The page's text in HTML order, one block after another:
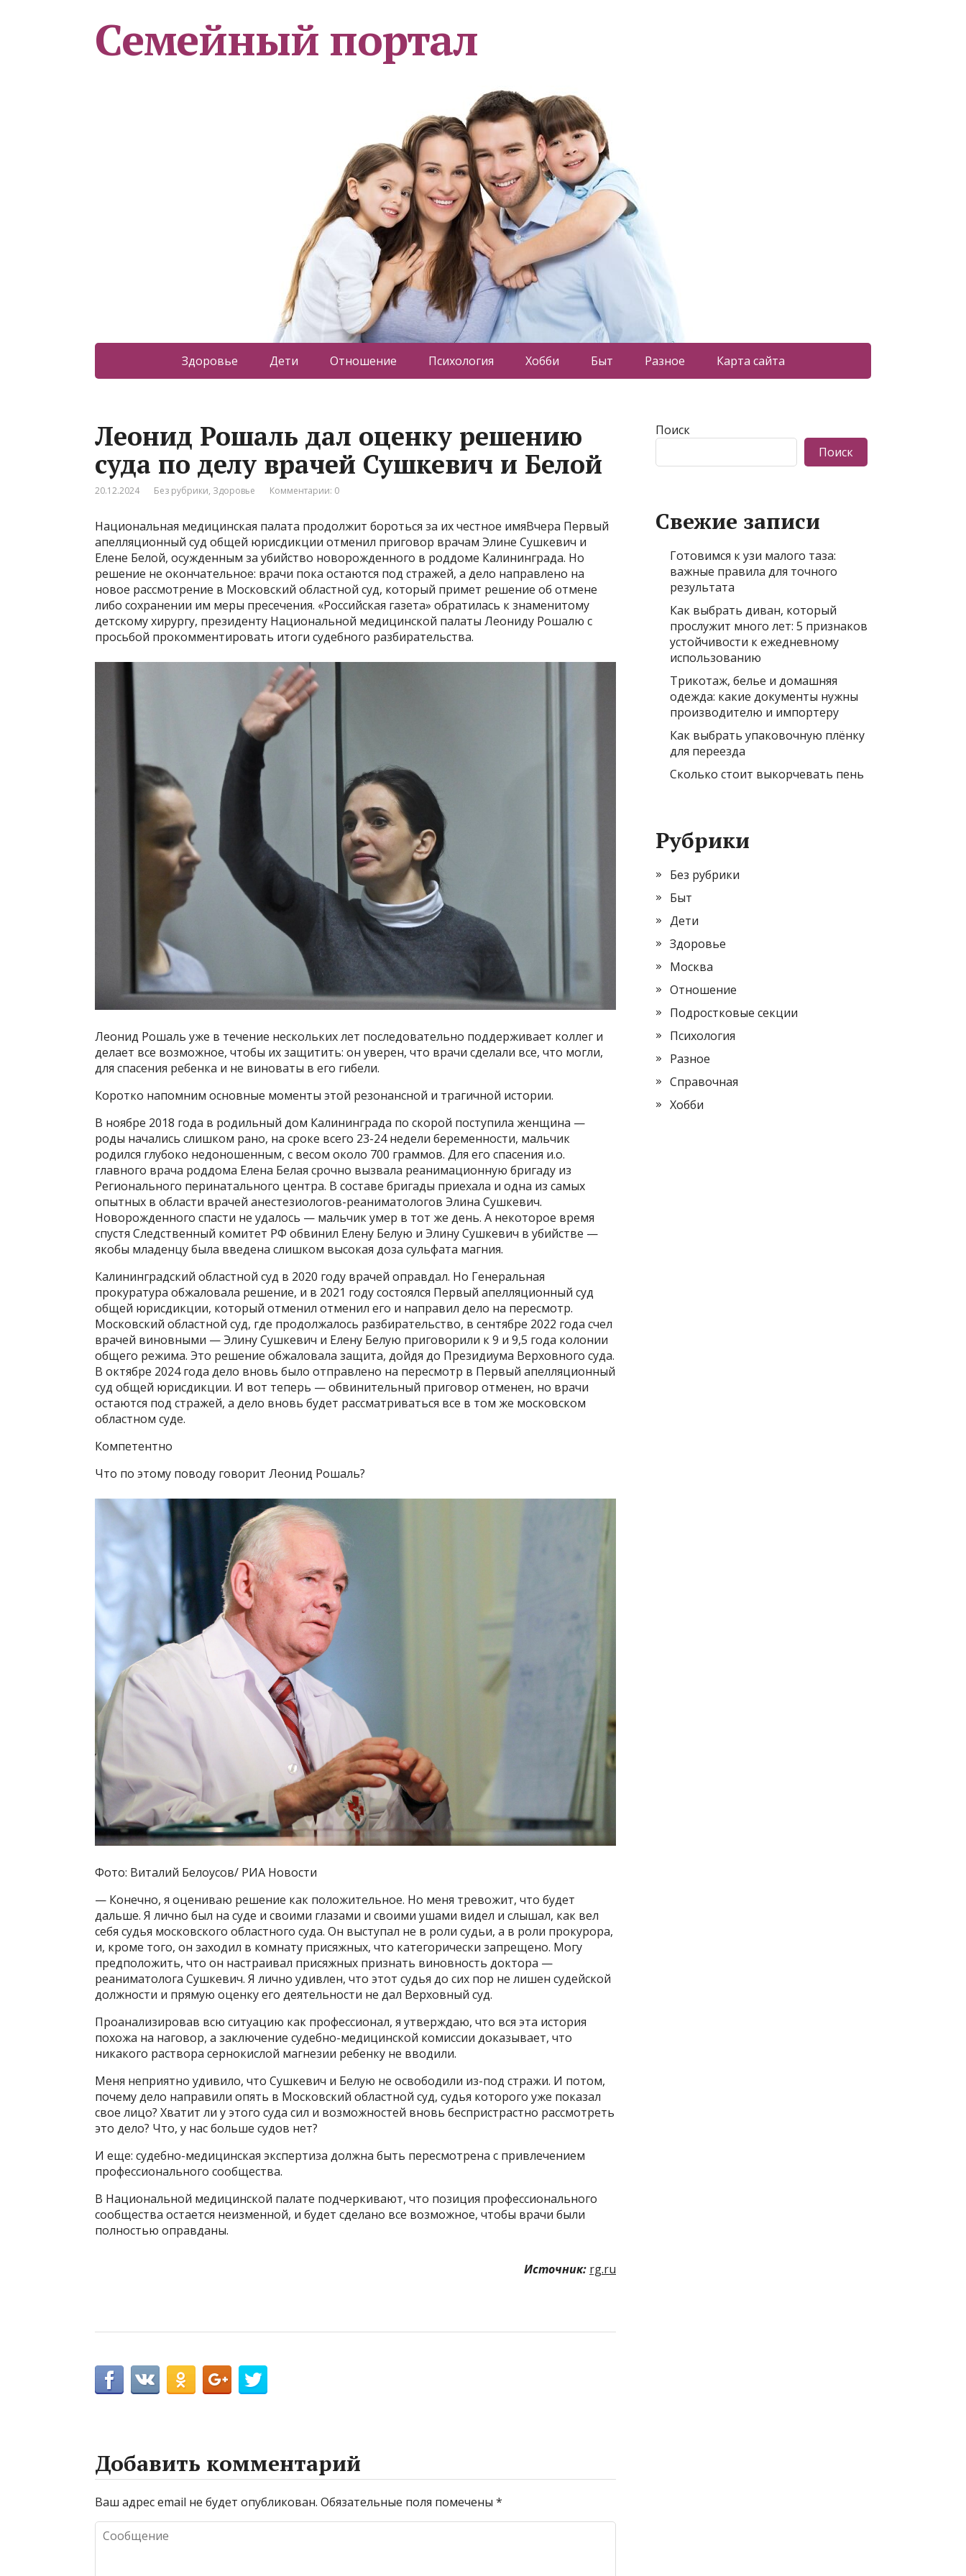
Семейный портал
Здоровье Дети Отношение Психология Хобби Быт Разное Карта сайта
Леонид Рошаль дал оценку решению
суда по делу врачей Сушкевич и Белой
20.12.2024 Без рубрики, Здоровье Комментарии: 0
Национальная медицинская палата продолжит бороться за их честное имяВчера Первый
апелляционный суд общей юрисдикции отменил приговор врачам Элине Сушкевич и
Елене Белой, осужденным за убийство новорожденного в роддоме Калининграда. Но
решение не окончательное: врачи пока остаются под стражей, а дело направлено на
новое рассмотрение в Московский областной суд, который примет решение об отмене
либо сохранении им меры пресечения. «Российская газета» обратилась к знаменитому
детскому хирургу, президенту Национальной медицинской палаты Леониду Рошалю с
просьбой прокомментировать итоги судебного разбирательства.
Леонид Рошаль уже в течение нескольких лет последовательно поддерживает коллег и
делает все возможное, чтобы их защитить: он уверен, что врачи сделали все, что могли,
для спасения ребенка и не виноваты в его гибели.
Коротко напомним основные моменты этой резонансной и трагичной истории.
В ноябре 2018 года в родильный дом Калининграда по скорой поступила женщина —
роды начались слишком рано, на сроке всего 23-24 недели беременности, мальчик
родился глубоко недоношенным, с весом около 700 граммов. Для его спасения и.о.
главного врача роддома Елена Белая срочно вызвала реанимационную бригаду из
Регионального перинатального центра. В составе бригады приехала и одна из самых
опытных в области врачей анестезиологов-реаниматологов Элина Сушкевич.
Новорожденного спасти не удалось — мальчик умер в тот же день. А некоторое время
спустя Следственный комитет РФ обвинил Елену Белую и Элину Сушкевич в убийстве —
якобы младенцу была введена слишком высокая доза сульфата магния.
Калининградский областной суд в 2020 году врачей оправдал. Но Генеральная
прокуратура обжаловала решение, и в 2021 году состоялся Первый апелляционный суд
общей юрисдикции, который отменил отменил его и направил дело на пересмотр.
Московский областной суд, где продолжалось разбирательство, в сентябре 2022 года счел
врачей виновными — Элину Сушкевич и Елену Белую приговорили к 9 и 9,5 года колонии
общего режима. Это решение обжаловала защита, дойдя до Президиума Верховного суда.
В октябре 2024 года дело вновь было отправлено на пересмотр в Первый апелляционный
суд общей юрисдикции. И вот теперь — обвинительный приговор отменен, но врачи
остаются под стражей, а дело вновь будет рассматриваться все в том же московском
областном суде.
Компетентно
Что по этому поводу говорит Леонид Рошаль?
Фото: Виталий Белоусов/ РИА Новости
— Конечно, я оцениваю решение как положительное. Но меня тревожит, что будет
дальше. Я лично был на суде и своими глазами и своими ушами видел и слышал, как вел
себя судья московского областного суда. Он выступал не в роли судьи, а в роли прокурора,
и, кроме того, он заходил в комнату присяжных, что категорически запрещено. Могу
предположить, что он настраивал присяжных признать виновность доктора —
реаниматолога Сушкевич. Я лично удивлен, что этот судья до сих пор не лишен судейской
должности и прямую оценку его деятельности не дал Верховный суд.
Проанализировав всю ситуацию как профессионал, я утверждаю, что вся эта история
похожа на наговор, а заключение судебно-медицинской комиссии доказывает, что
никакого раствора сернокислой магнезии ребенку не вводили.
Меня неприятно удивило, что Сушкевич и Белую не освободили из-под стражи. И потом,
почему дело направили опять в Московский областной суд, судья которого уже показал
свое лицо? Хватит ли у этого суда сил и возможностей вновь беспристрастно рассмотреть
это дело? Что, у нас больше судов нет?
И еще: судебно-медицинская экспертиза должна быть пересмотрена с привлечением
профессионального сообщества.
В Национальной медицинской палате подчеркивают, что позиция профессионального
сообщества остается неизменной, и будет сделано все возможное, чтобы врачи были
полностью оправданы.
Источник: rg.ru
Добавить комментарий
Ваш адрес email не будет опубликован. Обязательные поля помечены *
Поиск
Поиск
Свежие записи
Готовимся к узи малого таза:
важные правила для точного
результата
Как выбрать диван, который
прослужит много лет: 5 признаков
устойчивости к ежедневному
использованию
Трикотаж, белье и домашняя
одежда: какие документы нужны
производителю и импортеру
Как выбрать упаковочную плёнку
для переезда
Сколько стоит выкорчевать пень
Рубрики
Без рубрики
Быт
Дети
Здоровье
Москва
Отношение
Подростковые секции
Психология
Разное
Справочная
Хобби